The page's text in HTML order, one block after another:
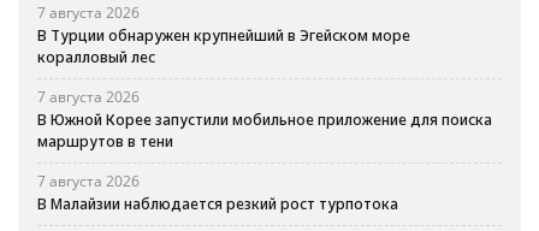
7 августа 2026
В Турции обнаружен крупнейший в Эгейском море
коралловый лес
7 августа 2026
В Южной Корее запустили мобильное приложение для поиска
маршрутов в тени
7 августа 2026
В Малайзии наблюдается резкий рост турпотока